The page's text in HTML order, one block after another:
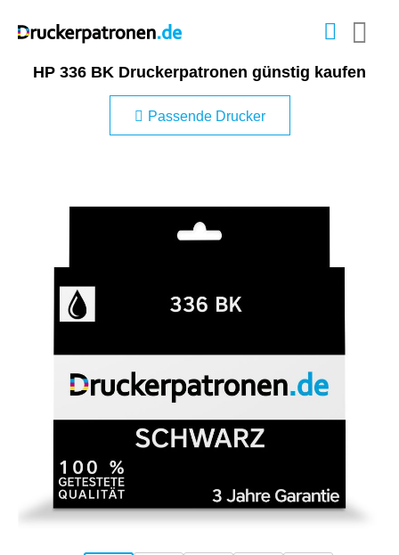
HP 336 BK Druckerpatronen günstig kaufen
Passende Drucker